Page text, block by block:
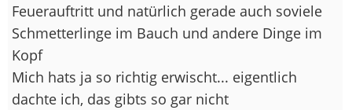
Feuerauftritt und natürlich gerade auch soviele
Schmetterlinge im Bauch und andere Dinge im
Kopf
Mich hats ja so richtig erwischt... eigentlich
dachte ich, das gibts so gar nicht